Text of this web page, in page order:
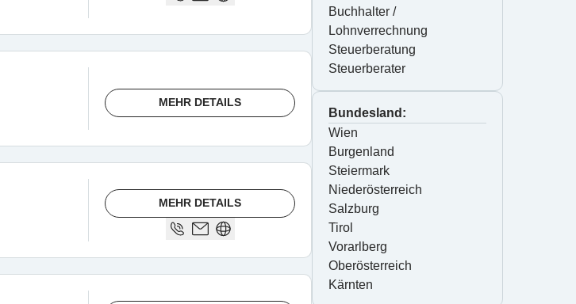
MEHR DETAILS
MEHR DETAILS
Buchhalter /
Lohnverrechnung
Steuerberatung
Steuerberater
Bundesland:
Wien
Burgenland
Steiermark
Niederösterreich
Salzburg
Tirol
Vorarlberg
Oberösterreich
Kärnten